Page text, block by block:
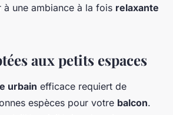
une ambiance à la fois relaxante
aux petits espaces
urbain efficace requiert de
espèces pour votre balcon.